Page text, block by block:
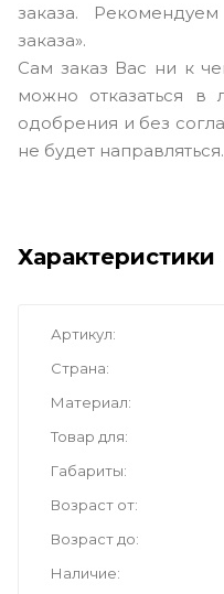
заказа.
заказа».
Сам заказ Вас ни к
можно отказаться в
одобрения и без
не будет направляться.
Характеристики
Артикул
Страна
Материал
Товар для
Габариты
Возраст от
Возраст до
Наличие